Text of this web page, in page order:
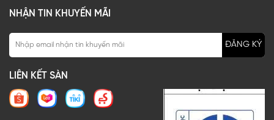
NHẬN TIN KHUYẾN MÃI
ĐĂNG KÝ
LIÊN KẾT SÀN